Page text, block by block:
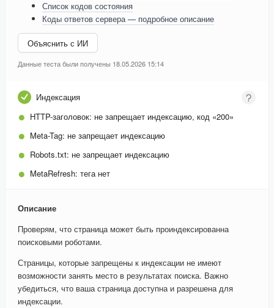
Список кодов состояния
Коды ответов сервера — подробное описание
Объяснить с ИИ
Данные теста были получены 18.05.2026 15:14
Индексация
HTTP-заголовок: не запрещает индексацию, код «200»
Meta-Tag: не запрещает индексацию
Robots.txt: не запрещает индексацию
MetaRefresh: тега нет
Описание
Проверям, что страница может быть проиндексированна
поисковыми роботами.
Страницы, которые запрещены к индексации не имеют
возможности занять место в результатах поиска. Важно
убедиться, что ваша страница доступна и разрешена для
индексации.